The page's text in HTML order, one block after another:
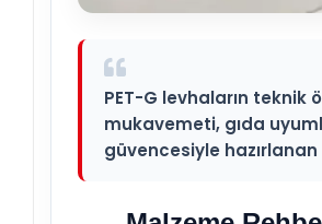
PET-G levhaların teknik
mukavemeti, gıda
güvencesiyle